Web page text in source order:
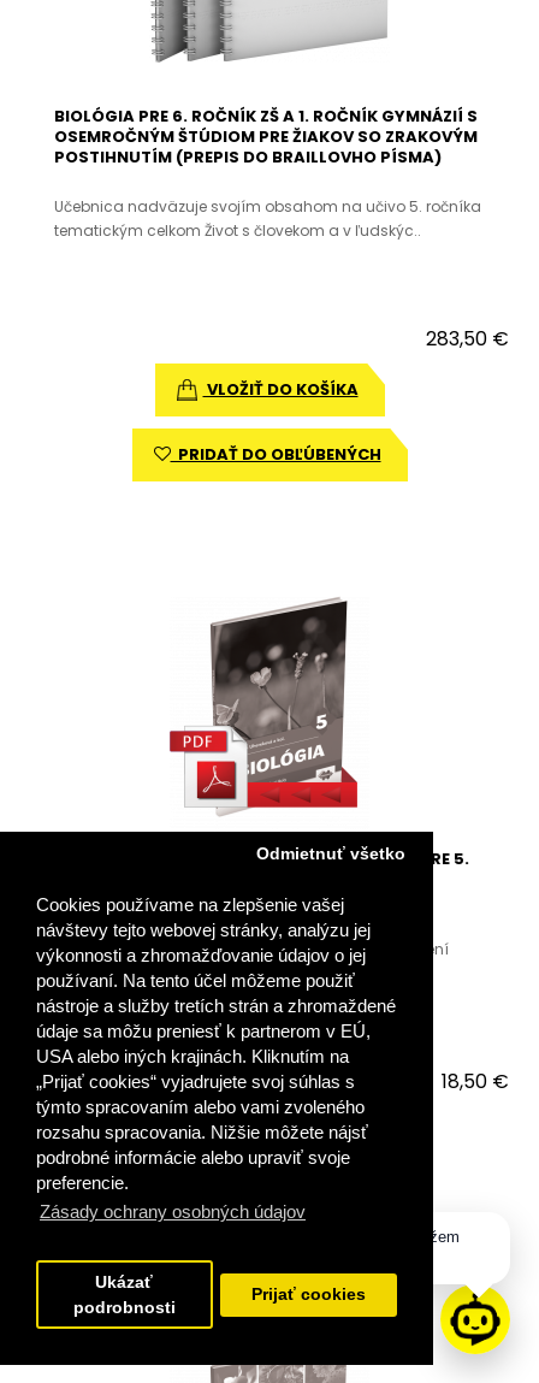
Cookies používame na zlepšenie vašej
návštevy tejto webovej stránky, analýzu jej
výkonnosti a zhromažďovanie údajov o jej
používaní. Na tento účel môžeme použiť
nástroje a služby tretích strán a zhromaždené
údaje sa môžu preniesť k partnerom v EÚ,
USA alebo iných krajinách. Kliknutím na
„Prijať cookies“ vyjadrujete svoj súhlas s
týmto spracovaním alebo vami zvoleného
rozsahu spracovania. Nižšie môžete nájsť
podrobné informácie alebo upraviť svoje
preferencie.
Zásady ochrany osobných údajov
Odmietnuť všetko
Ukázať
podrobnosti
Prijať cookies
BIOLÓGIA PRE 6. ROČNÍK ZŠ A 1. ROČNÍK GYMNÁZIÍ S
OSEMROČNÝM ŠTÚDIOM PRE ŽIAKOV SO ZRAKOVÝM
POSTIHNUTÍM (PREPIS DO BRAILLOVHO PÍSMA)
Učebnica nadväzuje svojím obsahom na učivo 5. ročníka
tematickým celkom Život s človekom a v ľudskýc..
283,50 €
VLOŽIŤ DO KOŠÍKA
PRIDAŤ DO OBĽÚBENÝCH
METODICKÁ PRÍRUČKA K UČEBNICI BIOLÓGIE PRE 5.
Publikáciu v elektronickej verzii zasielame po uhradení
platby priamo do vašej emailovej schránkyMet..
18,50 €
VLOŽIŤ DO KOŠÍKA
Dobrý deň, ako vám môžem